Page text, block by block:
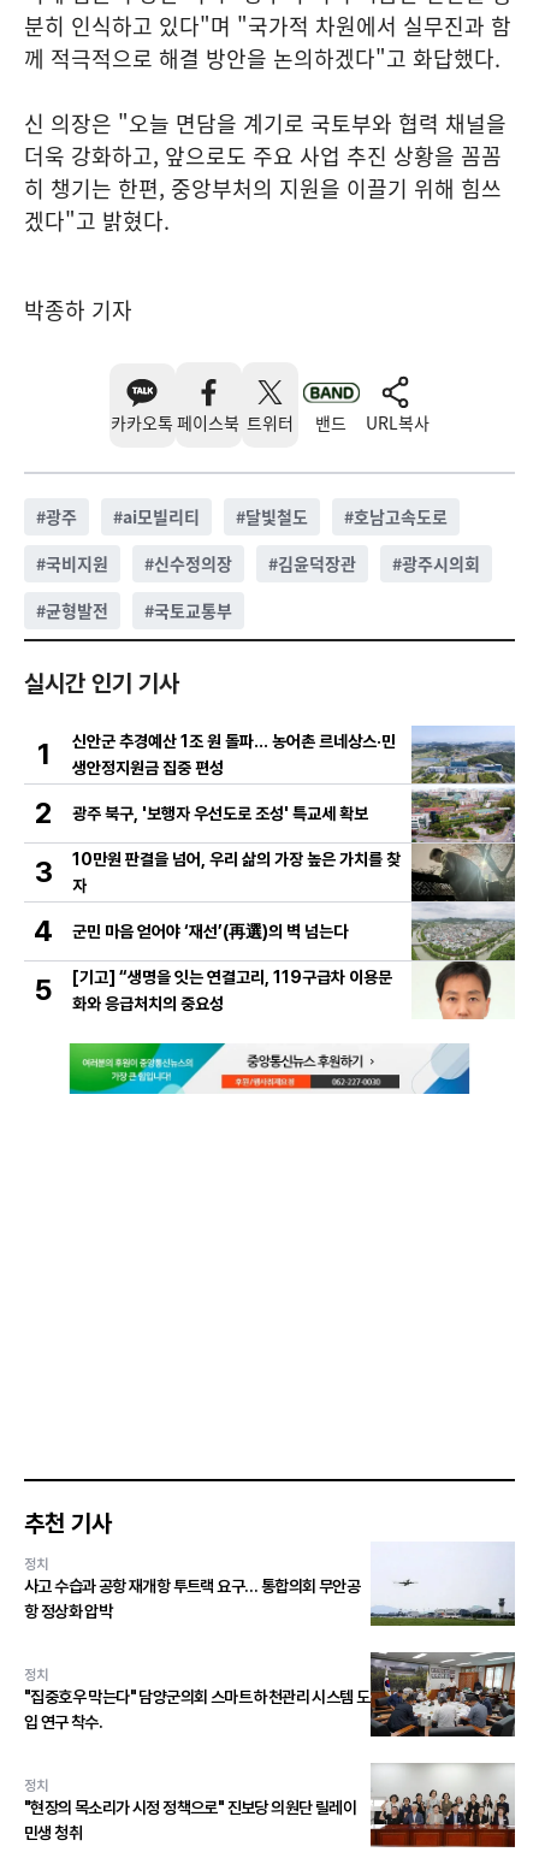
분히 인식하고 있다"며 "국가적 차원에서 실무진과 함
께 적극적으로 해결 방안을 논의하겠다"고 화답했다.
신 의장은 "오늘 면담을 계기로 국토부와 협력 채널을
더욱 강화하고, 앞으로도 주요 사업 추진 상황을 꼼꼼
히 챙기는 한편, 중앙부처의 지원을 이끌기 위해 힘쓰
겠다"고 밝혔다.
박종하 기자
카카오톡 페이스북 트위터 밴드 URL복사
#광주 #ai모빌리티 #달빛철도 #호남고속도로
#국비지원 #신수정의장 #김윤덕장관 #광주시의회
#균형발전 #국토교통부
실시간 인기 기사
1
신안군 추경예산 1조 원 돌파… 농어촌 르네상스·민
생안정지원금 집중 편성
2 광주 북구, '보행자 우선도로 조성' 특교세 확보
3
10만원 판결을 넘어, 우리 삶의 가장 높은 가치를 찾
자
4 군민 마음 얻어야 ‘재선’(再選)의 벽 넘는다
5
[기고] “생명을 잇는 연결고리, 119구급차 이용문
화와 응급처치의 중요성
추천 기사
정치
사고 수습과 공항 재개항 투트랙 요구… 통합의회 무안공
항 정상화 압박
정치
"집중호우 막는다" 담양군의회 스마트 하천관리 시스템 도
입 연구 착수.
정치
"현장의 목소리가 시정 정책으로" 진보당 의원단 릴레이
민생 청취